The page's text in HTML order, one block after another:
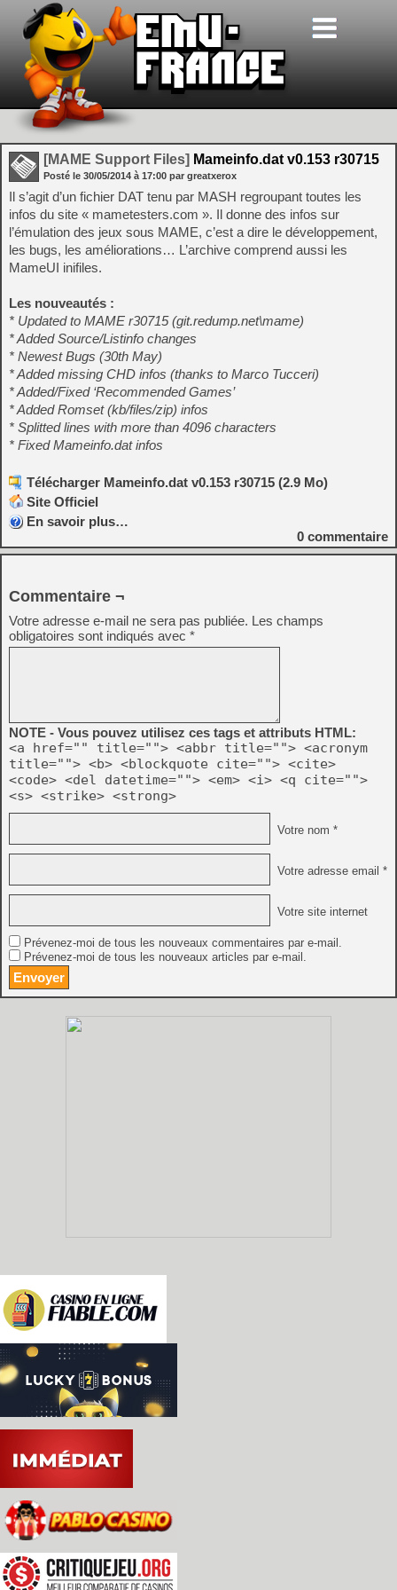
[MAME Support Files] Mameinfo.dat v0.153 r30715
Posté le 30/05/2014 à 17:00 par greatxerox
Il s’agit d’un fichier DAT tenu par MASH regroupant toutes les
infos du site « mametesters.com ». Il donne des infos sur
l’émulation des jeux sous MAME, c’est a dire le développement,
les bugs, les améliorations… L’archive comprend aussi les
MameUI inifiles.
Les nouveautés :
* Updated to MAME r30715 (git.redump.net\mame)
* Added Source/Listinfo changes
* Newest Bugs (30th May)
* Added missing CHD infos (thanks to Marco Tucceri)
* Added/Fixed ‘Recommended Games’
* Added Romset (kb/files/zip) infos
* Splitted lines with more than 4096 characters
* Fixed Mameinfo.dat infos
Télécharger Mameinfo.dat v0.153 r30715 (2.9 Mo)
Site Officiel
En savoir plus…
0 commentaire
Commentaire ¬
Votre adresse e-mail ne sera pas publiée. Les champs
obligatoires sont indiqués avec *
NOTE - Vous pouvez utilisez ces tags et attributs HTML:
<a href="" title=""> <abbr title=""> <acronym
title=""> <b> <blockquote cite=""> <cite>
<code> <del datetime=""> <em> <i> <q cite="">
<s> <strike> <strong>
Votre nom *
Votre adresse email *
Votre site internet
Prévenez-moi de tous les nouveaux commentaires par e-mail.
Prévenez-moi de tous les nouveaux articles par e-mail.